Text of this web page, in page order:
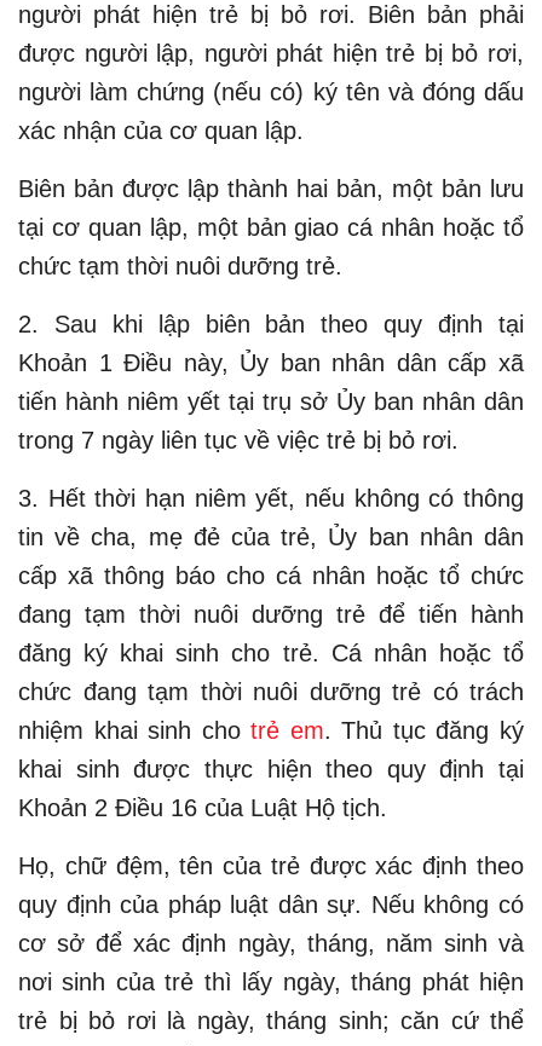
người phát hiện trẻ bị bỏ rơi. Biên bản phải
được người lập, người phát hiện trẻ bị bỏ rơi,
người làm chứng (nếu có) ký tên và đóng dấu
xác nhận của cơ quan lập.
Biên bản được lập thành hai bản, một bản lưu
tại cơ quan lập, một bản giao cá nhân hoặc tổ
chức tạm thời nuôi dưỡng trẻ.
2. Sau khi lập biên bản theo quy định tại
Khoản 1 Điều này, Ủy ban nhân dân cấp xã
tiến hành niêm yết tại trụ sở Ủy ban nhân dân
trong 7 ngày liên tục về việc trẻ bị bỏ rơi.
3. Hết thời hạn niêm yết, nếu không có thông
tin về cha, mẹ đẻ của trẻ, Ủy ban nhân dân
cấp xã thông báo cho cá nhân hoặc tổ chức
đang tạm thời nuôi dưỡng trẻ để tiến hành
đăng ký khai sinh cho trẻ. Cá nhân hoặc tổ
chức đang tạm thời nuôi dưỡng trẻ có trách
nhiệm khai sinh chotrẻ em. Thủ tục đăng ký
khai sinh được thực hiện theo quy định tại
Khoản 2 Điều 16 của Luật Hộ tịch.
Họ, chữ đệm, tên của trẻ được xác định theo
quy định của pháp luật dân sự. Nếu không có
cơ sở để xác định ngày, tháng, năm sinh và
nơi sinh của trẻ thì lấy ngày, tháng phát hiện
trẻ bị bỏ rơi là ngày, tháng sinh; căn cứ thể